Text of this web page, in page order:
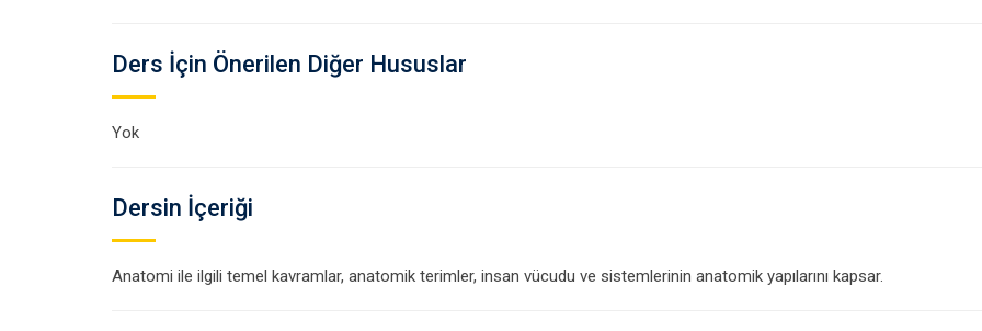
Ders İçin Önerilen Diğer Hususlar
Yok
Dersin İçeriği
Anatomi ile ilgili temel kavramlar, anatomik terimler, insan vücudu ve sistemlerinin anatomik yapılarını kapsar.